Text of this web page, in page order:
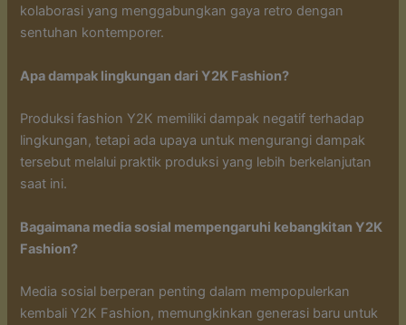
kolaborasi yang menggabungkan gaya retro dengan
sentuhan kontemporer.
Apa dampak lingkungan dari Y2K Fashion?
Produksi fashion Y2K memiliki dampak negatif terhadap
lingkungan, tetapi ada upaya untuk mengurangi dampak
tersebut melalui praktik produksi yang lebih berkelanjutan
saat ini.
Bagaimana media sosial mempengaruhi kebangkitan Y2K
Fashion?
Media sosial berperan penting dalam mempopulerkan
kembali Y2K Fashion, memungkinkan generasi baru untuk